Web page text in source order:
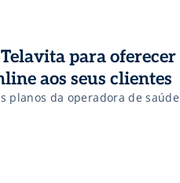
para oferecer
aos seus clientes
planos da operadora de